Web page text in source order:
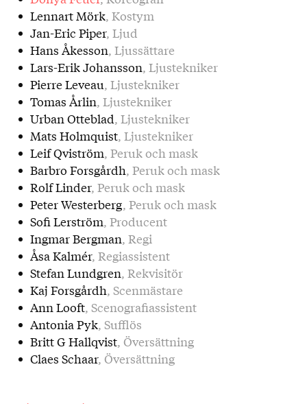
Lennart Mörk, Kostym
Jan-Eric Piper, Ljud
Hans Åkesson, Ljussättare
Lars-Erik Johansson, Ljustekniker
Pierre Leveau, Ljustekniker
Tomas Årlin, Ljustekniker
Urban Otteblad, Ljustekniker
Mats Holmquist, Ljustekniker
Leif Qviström, Peruk och mask
Barbro Forsgårdh, Peruk och mask
Rolf Linder, Peruk och mask
Peter Westerberg, Peruk och mask
Sofi Lerström, Producent
Ingmar Bergman, Regi
Åsa Kalmér, Regiassistent
Stefan Lundgren, Rekvisitör
Kaj Forsgårdh, Scenmästare
Ann Looft, Scenografiassistent
Antonia Pyk, Sufflös
Britt G Hallqvist, Översättning
Claes Schaar, Översättning